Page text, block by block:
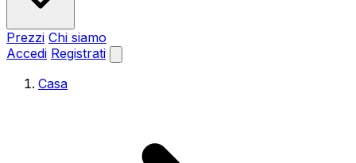
Prezzi Chi siamo
Accedi Registrati
Casa